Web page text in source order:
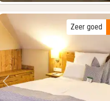
Vorige foto
Zeer goed